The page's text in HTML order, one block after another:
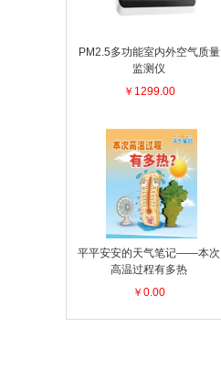
PM2.5多功能室内外空气质量
监测仪
￥1299.00
平平安安的天气笔记——本次
高温过程有多热
￥0.00